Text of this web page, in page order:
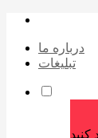
درباره ما
تبلیغات